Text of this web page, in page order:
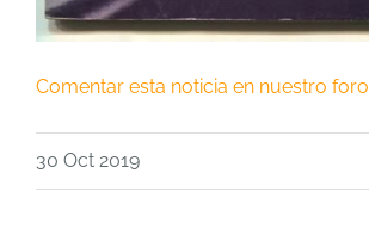
Comentar esta noticia en nuestro foro
30 Oct 2019